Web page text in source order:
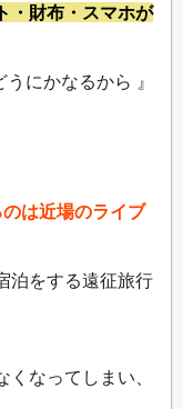
・財布・スマホが
にかなるから 』
は近場のライブ
泊をする遠征旅行
なってしまい、